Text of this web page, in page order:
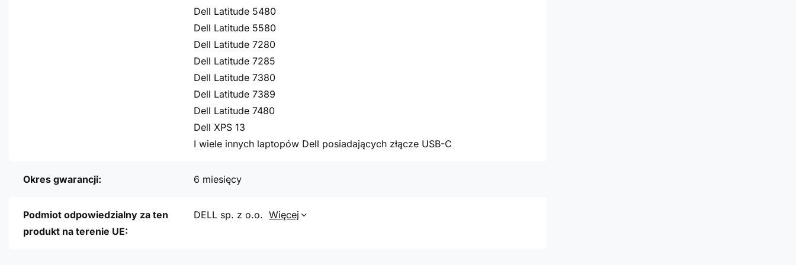
Dell Latitude 5480
Dell Latitude 5580
Dell Latitude 7280
Dell Latitude 7285
Dell Latitude 7380
Dell Latitude 7389
Dell Latitude 7480
Dell XPS 13
I wiele innych laptopów Dell posiadających złącze USB-C
Okres gwarancji: 6 miesięcy
Podmiot odpowiedzialny za ten
produkt na terenie UE:
DELL sp. z o.o. Więcej